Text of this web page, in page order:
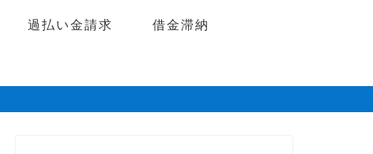
過払い金請求
借金滞納